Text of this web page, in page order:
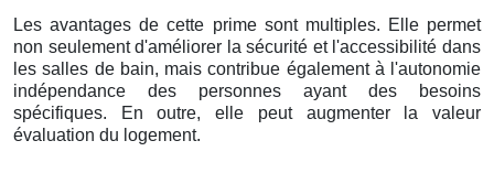
Les avantages de cette prime sont multiples. Elle permet
non seulement d'améliorer la sécurité et l'accessibilité dans
les salles de bain, mais contribue également à l'autonomie
indépendance des personnes ayant des besoins
spécifiques. En outre, elle peut augmenter la valeur
évaluation du logement.